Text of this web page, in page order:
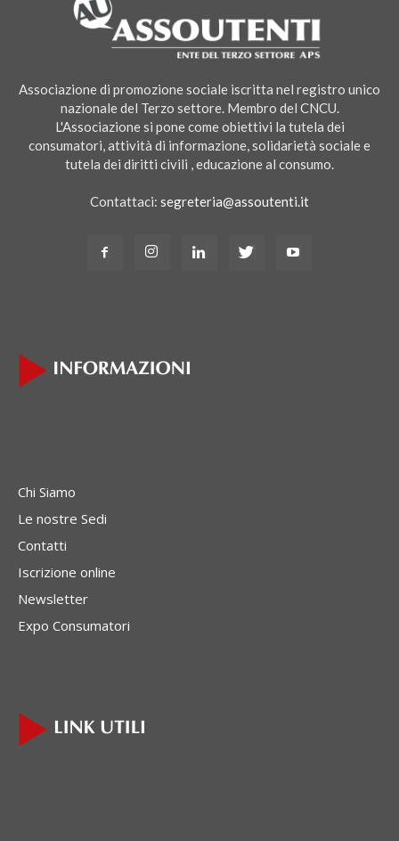
Associazione di promozione sociale iscritta nel registro unico
nazionale del Terzo settore. Membro del CNCU.
L'Associazione si pone come obiettivi la tutela dei
consumatori, attività di informazione, solidarietà sociale e
tutela dei diritti civili , educazione al consumo.
Contattaci: segreteria@assoutenti.it
Chi Siamo
Le nostre Sedi
Contatti
Iscrizione online
Newsletter
Expo Consumatori